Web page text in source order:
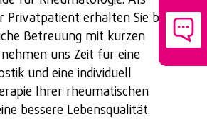
Privatpatient erhalten Sie bei
Betreuung mit kurzen
uns Zeit für eine
und eine individuell
Ihrer rheumatischen
bessere Lebensqualität.